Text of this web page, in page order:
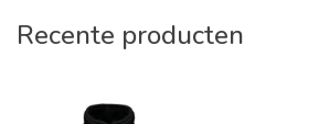
Recente producten